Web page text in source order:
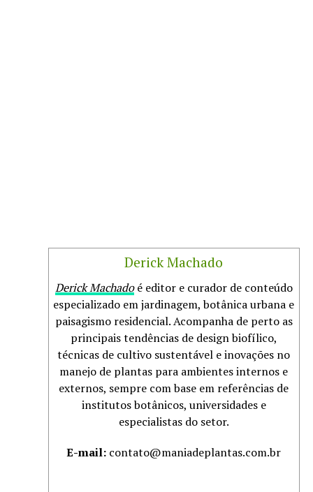
Derick Machado
Derick Machadoé editor e curador de conteúdo
especializado em jardinagem, botânica urbana e
paisagismo residencial. Acompanha de perto as
principais tendências de design biofílico,
técnicas de cultivo sustentável e inovações no
manejo de plantas para ambientes internos e
externos, sempre com base em referências de
institutos botânicos, universidades e
especialistas do setor.
E-mail: contato@maniadeplantas.com.br